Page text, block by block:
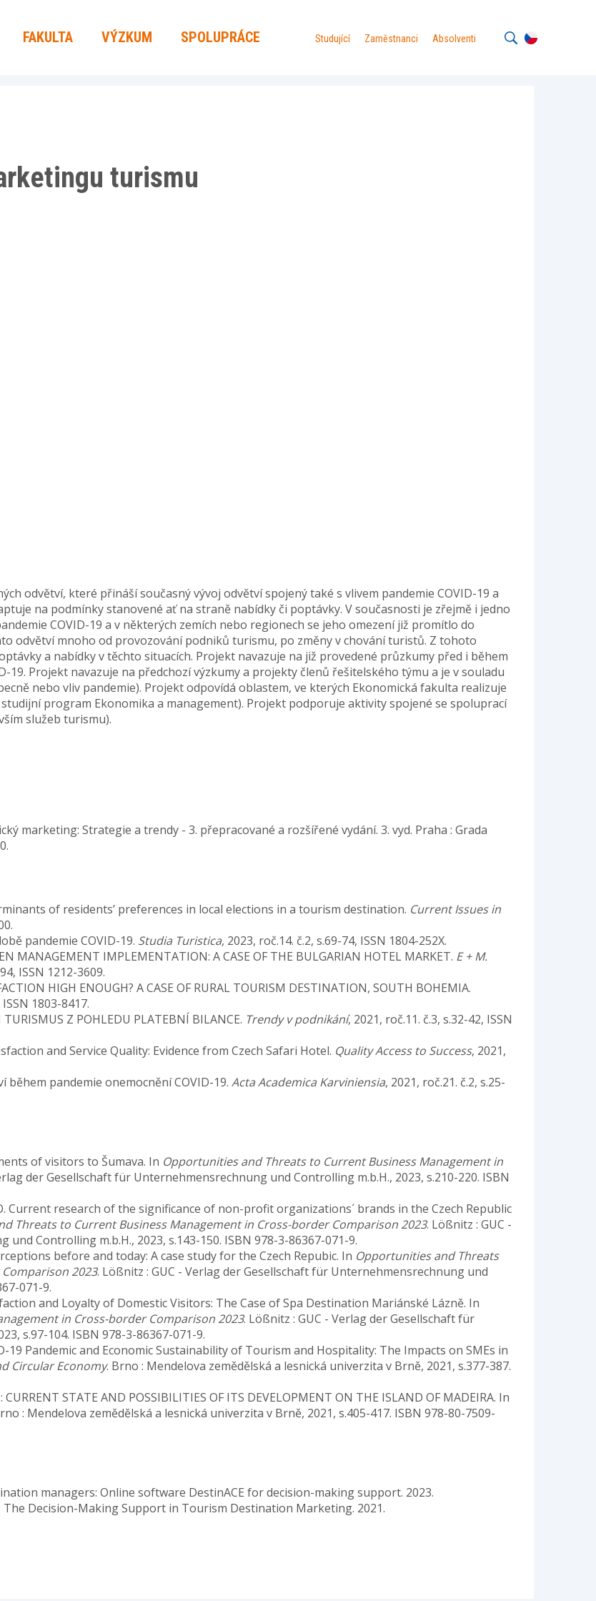
FAKULTA VÝZKUM SPOLUPRÁCE Studující Zaměstnanci Absolventi
turismu
odvětví, které přináší současný vývoj odvětví spojený také s vlivem pandemie COVID-19 a
na podmínky stanovené ať na straně nabídky či poptávky. V současnosti je zřejmě i jedno
COVID-19 a v některých zemích nebo regionech se jeho omezení již promítlo do
odvětví mnoho od provozování podniků turismu, po změny v chování turistů. Z tohoto
a nabídky v těchto situacích. Projekt navazuje na již provedené průzkumy před i během
19. Projekt navazuje na předchozí výzkumy a projekty členů řešitelského týmu a je v souladu
nebo vliv pandemie). Projekt odpovídá oblastem, ve kterých Ekonomická fakulta realizuje
program Ekonomika a management). Projekt podporuje aktivity spojené se spoluprací
služeb turismu).
marketing: Strategie a trendy - 3. přepracované a rozšířené vydání. 3. vyd. Praha : Grada
of residents’ preferences in local elections in a tourism destination. Current Issues in
pandemie COVID-19. Studia Turistica, 2023, roč.14. č.2, s.69-74, ISSN 1804-252X.
MANAGEMENT IMPLEMENTATION: A CASE OF THE BULGARIAN HOTEL MARKET. E + M.
ISSN 1212-3609.
HIGH ENOUGH? A CASE OF RURAL TOURISM DESTINATION, SOUTH BOHEMIA.
1803-8417.
Z POHLEDU PLATEBNÍ BILANCE. Trendy v podnikání, 2021, roč.11. č.3, s.32-42, ISSN
and Service Quality: Evidence from Czech Safari Hotel. Quality Access to Success, 2021,
během pandemie onemocnění COVID-19. Acta Academica Karviniensia, 2021, roč.21. č.2, s.25-
of visitors to Šumava. In Opportunities and Threats to Current Business Management in
der Gesellschaft für Unternehmensrechnung und Controlling m.b.H., 2023, s.210-220. ISBN
Current research of the significance of non-profit organizations´ brands in the Czech Republic
Threats to Current Business Management in Cross-border Comparison 2023. Lößnitz : GUC -
Controlling m.b.H., 2023, s.143-150. ISBN 978-3-86367-071-9.
before and today: A case study for the Czech Repubic. In Opportunities and Threats
2023. Lößnitz : GUC - Verlag der Gesellschaft für Unternehmensrechnung und
071-9.
and Loyalty of Domestic Visitors: The Case of Spa Destination Mariánské Lázně. In
in Cross-border Comparison 2023. Lößnitz : GUC - Verlag der Gesellschaft für
s.97-104. ISBN 978-3-86367-071-9.
19 Pandemic and Economic Sustainability of Tourism and Hospitality: The Impacts on SMEs in
Circular Economy. Brno : Mendelova zemědělská a lesnická univerzita v Brně, 2021, s.377-387.
STATE AND POSSIBILITIES OF ITS DEVELOPMENT ON THE ISLAND OF MADEIRA. In
: Mendelova zemědělská a lesnická univerzita v Brně, 2021, s.405-417. ISBN 978-80-7509-
managers: Online software DestinACE for decision-making support. 2023.
The Decision-Making Support in Tourism Destination Marketing. 2021.